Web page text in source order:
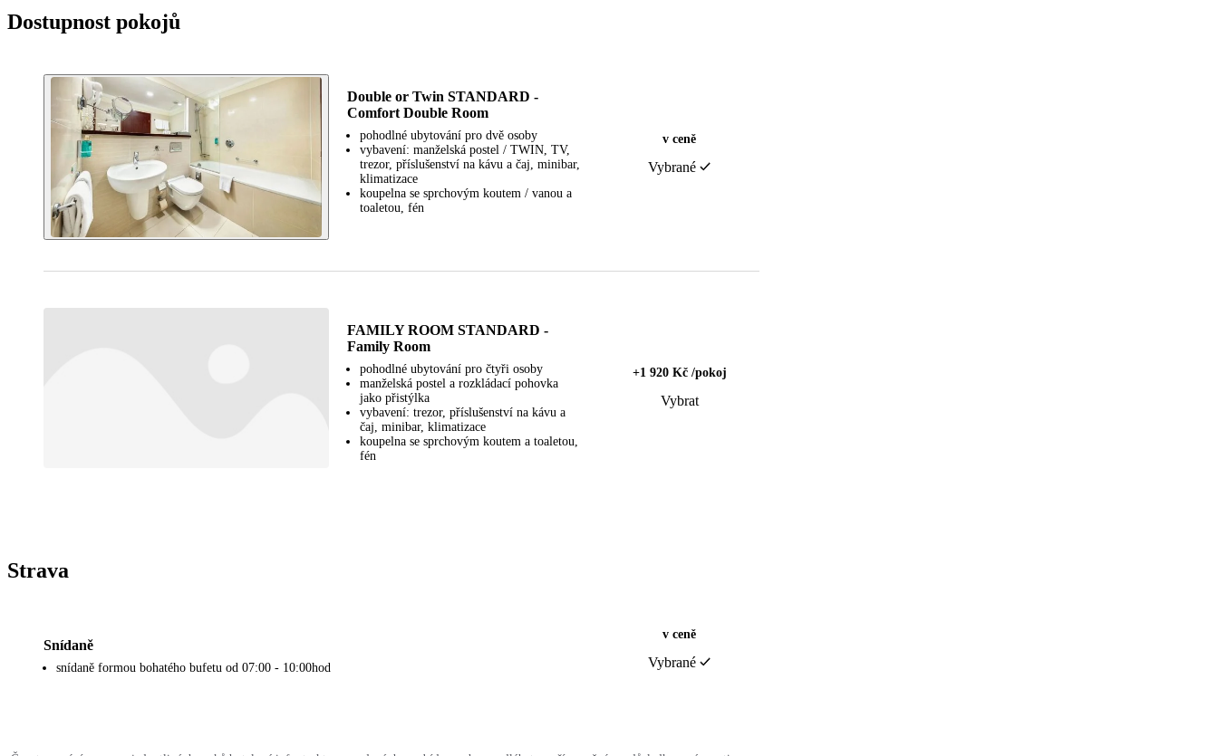
Dostupnost pokojů
Double or Twin STANDARD -
Comfort Double Room
pohodlné ubytování pro dvě osoby
vybavení: manželská postel / TWIN, TV,
trezor, příslušenství na kávu a čaj, minibar,
klimatizace
koupelna se sprchovým koutem / vanou a
toaletou, fén
v ceně
Vybrané
FAMILY ROOM STANDARD -
Family Room
pohodlné ubytování pro čtyři osoby
manželská postel a rozkládací pohovka
jako přistýlka
vybavení: trezor, příslušenství na kávu a
čaj, minibar, klimatizace
koupelna se sprchovým koutem a toaletou,
fén
+1 920 Kč /pokoj
Vybrat
Strava
Snídaně
snídaně formou bohatého bufetu od 07:00 - 10:00hod
v ceně
Vybrané